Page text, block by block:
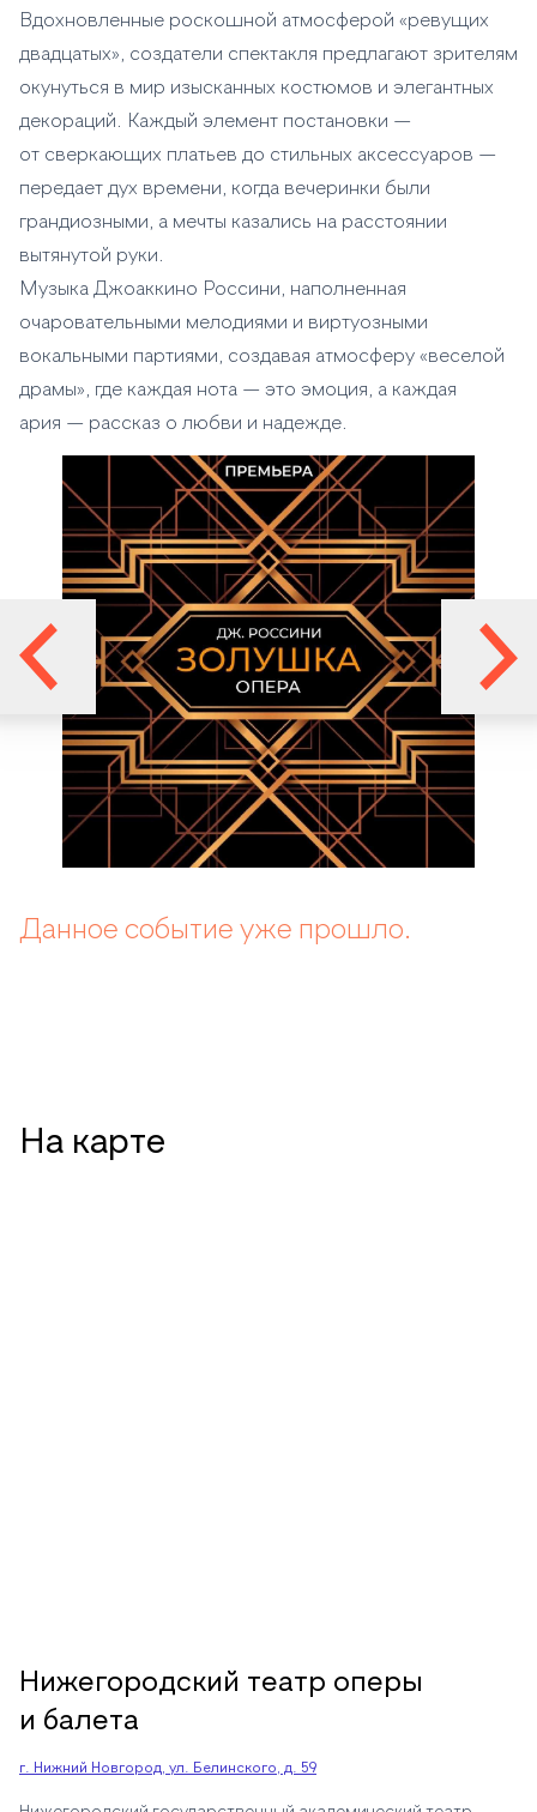
Вдохновленные роскошной атмосферой «ревущих
двадцатых», создатели спектакля предлагают зрителям
окунуться в мир изысканных костюмов и элегантных
декораций. Каждый элемент постановки —
от сверкающих платьев до стильных аксессуаров —
передает дух времени, когда вечеринки были
грандиозными, а мечты казались на расстоянии
вытянутой руки.
Музыка Джоаккино Россини, наполненная
очаровательными мелодиями и виртуозными
вокальными партиями, создавая атмосферу «веселой
драмы», где каждая нота — это эмоция, а каждая
ария — рассказ о любви и надежде.
Данное событие уже прошло.
На карте
Нижегородский театр оперы
и балета
г. Нижний Новгород, ул. Белинского, д. 59